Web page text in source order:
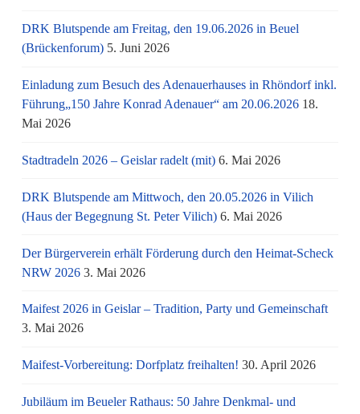
DRK Blutspende am Freitag, den 19.06.2026 in Beuel
(Brückenforum) 5. Juni 2026
Einladung zum Besuch des Adenauerhauses in Rhöndorf inkl.
Führung„150 Jahre Konrad Adenauer“ am 20.06.2026 18.
Mai 2026
Stadtradeln 2026 – Geislar radelt (mit) 6. Mai 2026
DRK Blutspende am Mittwoch, den 20.05.2026 in Vilich
(Haus der Begegnung St. Peter Vilich) 6. Mai 2026
Der Bürgerverein erhält Förderung durch den Heimat-Scheck
NRW 2026 3. Mai 2026
Maifest 2026 in Geislar – Tradition, Party und Gemeinschaft
3. Mai 2026
Maifest-Vorbereitung: Dorfplatz freihalten! 30. April 2026
Jubiläum im Beueler Rathaus: 50 Jahre Denkmal- und